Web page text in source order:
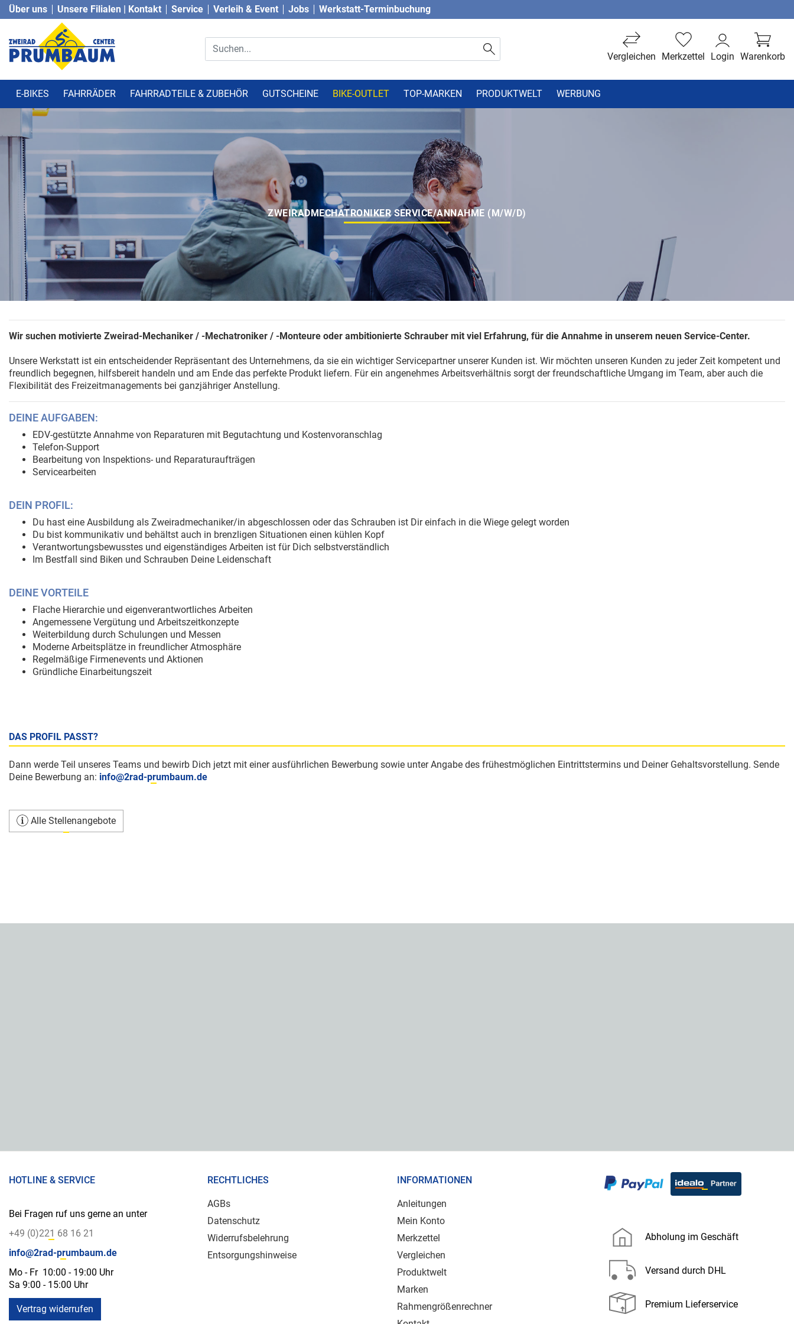
Über uns Unsere Filialen | Kontakt Service Verleih & Event Jobs Werkstatt-Terminbuchung
Warenkorb
Login
Merkzettel
Vergleichen
E-BIKES FAHRRÄDER FAHRRADTEILE & ZUBEHÖR GUTSCHEINE BIKE-OUTLET TOP-MARKEN PRODUKTWELT WERBUNG
ZWEIRADMECHATRONIKER SERVICE/ANNAHME (M/W/D)
Wir suchen motivierte Zweirad-Mechaniker / -Mechatroniker / -Monteure oder ambitionierte Schrauber mit viel Erfahrung, für die Annahme in unserem neuen Service-Center.
Unsere Werkstatt ist ein entscheidender Repräsentant des Unternehmens, da sie ein wichtiger Servicepartner unserer Kunden ist. Wir möchten unseren Kunden zu jeder Zeit kompetent und
freundlich begegnen, hilfsbereit handeln und am Ende das perfekte Produkt liefern. Für ein angenehmes Arbeitsverhältnis sorgt der freundschaftliche Umgang im Team, aber auch die
Flexibilität des Freizeitmanagements bei ganzjähriger Anstellung.
DEINE AUFGABEN:
EDV-gestützte Annahme von Reparaturen mit Begutachtung und Kostenvoranschlag
Telefon-Support
Bearbeitung von Inspektions- und Reparaturaufträgen
Servicearbeiten
DEIN PROFIL:
Du hast eine Ausbildung als Zweiradmechaniker/in abgeschlossen oder das Schrauben ist Dir einfach in die Wiege gelegt worden
Du bist kommunikativ und behältst auch in brenzligen Situationen einen kühlen Kopf
Verantwortungsbewusstes und eigenständiges Arbeiten ist für Dich selbstverständlich
Im Bestfall sind Biken und Schrauben Deine Leidenschaft
DEINE VORTEILE
Flache Hierarchie und eigenverantwortliches Arbeiten
Angemessene Vergütung und Arbeitszeitkonzepte
Weiterbildung durch Schulungen und Messen
Moderne Arbeitsplätze in freundlicher Atmosphäre
Regelmäßige Firmenevents und Aktionen
Gründliche Einarbeitungszeit
DAS PROFIL PASST?
Dann werde Teil unseres Teams und bewirb Dich jetzt mit einer ausführlichen Bewerbung sowie unter Angabe des frühestmöglichen Eintrittstermins und Deiner Gehaltsvorstellung. Sende
Deine Bewerbung an: info@2rad-prumbaum.de
Alle Stellenangebote
HOTLINE & SERVICE
Bei Fragen ruf uns gerne an unter
+49 (0)221 68 16 21
info@2rad-prumbaum.de
Mo - Fr 10:00 - 19:00 Uhr
Sa 9:00 - 15:00 Uhr
Vertrag widerrufen
RECHTLICHES
AGBs
Datenschutz
Widerrufsbelehrung
Entsorgungshinweise
INFORMATIONEN
Anleitungen
Mein Konto
Merkzettel
Vergleichen
Produktwelt
Marken
Rahmengrößenrechner
Abholung im Geschäft
Versand durch DHL
Premium Lieferservice